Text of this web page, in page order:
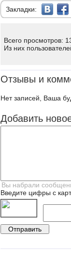
Закладки:
Всего просмотров:
Из них
Отзывы и
Нет записей, Ваша
Добавить
Введите цифры с